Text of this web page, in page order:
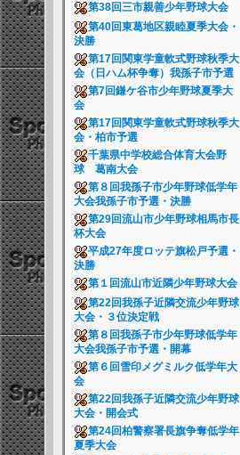
第38回三市親善少年野球大会
第40回東葛地区親睦夏季大会・
決勝
第17回関東学童軟式野球秋季大
会（日ハム杯争奪）我孫子市予選
第7回鎌ケ谷市少年野球夏季大
会
第17回関東学童軟式野球秋季大
会・柏市予選
千葉県中学校総合体育大会野
球 葛南大会
第８回我孫子市少年野球低学年
大会我孫子市予選・決勝
第29回流山市少年野球相馬市長
杯大会
平成27年度ロッテ旗松戸予選・
決勝
第１回流山市近隣少年野球大会
第22回我孫子近隣交流少年野球
大会・３位決定戦
第８回我孫子市少年野球低学年
大会我孫子市予選・開幕
第６回雪印メグミルク低学年大
会
第22回我孫子近隣交流少年野球
大会・開会式
第24回柏警察署長旗争奪低学年
夏季大会